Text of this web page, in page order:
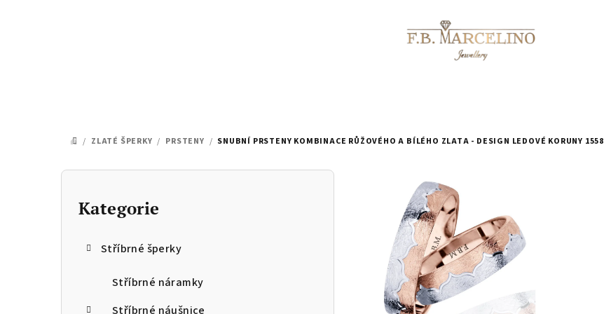
DOMŮ
/ ZLATÉ ŠPERKY / PRSTENY / SNUBNÍ PRSTENY KOMBINACE RŮŽOVÉHO A BÍLÉHO ZLATA - DESIGN LEDOVÉ KORUNY 1558
P
Přeskočit
kategorie
Kategorie
Stříbrné šperky
Stříbrné náramky
Stříbrné náušnice